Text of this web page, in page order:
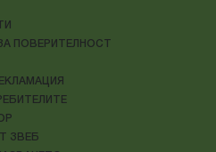
ПОВЕРИТЕЛНОСТ
ЗВЕБ